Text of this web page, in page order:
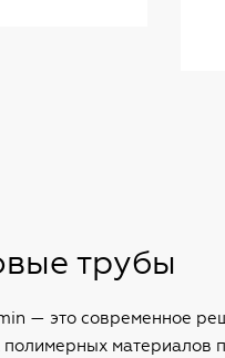
трубы
— это современное
полимерных